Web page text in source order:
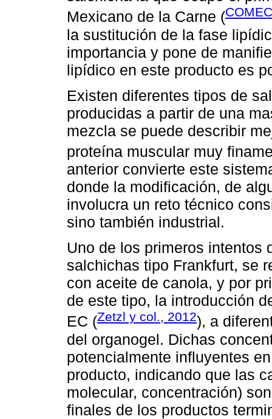
Mexicano de la Carne (
la sustitución de la fase
importancia y pone de
lipídico en este producto es
Existen diferentes tipos de
producidas a partir de una
mezcla se puede describir
proteína muscular muy
anterior convierte este
donde la modificación, de
involucra un reto técnico
sino también industrial.
Uno de los primeros intentos
salchichas tipo Frankfurt, se
con aceite de canola, y por
de este tipo, la introducción
EC (Zetzl y col., 2012), a
del organogel. Dichas
potencialmente influyentes
producto, indicando que las
molecular, concentración)
finales de los productos